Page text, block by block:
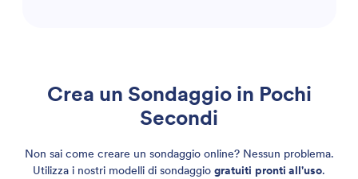
Crea un Sondaggio in Pochi
Secondi
Non sai come creare un sondaggio online? Nessun problema.
Utilizza i nostri modelli di sondaggio gratuiti pronti all'uso.